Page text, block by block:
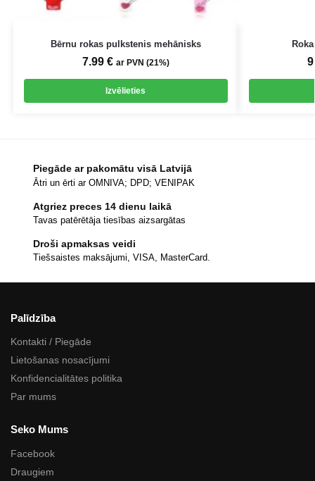
Bērnu rokas pulkstenis mehānisks
7.99 € ar PVN (21%)
Izvēlieties
Piegāde ar pakomātu visā Latvijā
Ātri un ērti ar OMNIVA; DPD; VENIPAK
Atgriez preces 14 dienu laikā
Tavas patērētāja tiesības aizsargātas
Droši apmaksas veidi
Tiešsaistes maksājumi, VISA, MasterCard.
Palīdzība
Kontakti / Piegāde
Lietošanas nosacījumi
Konfidencialitātes politika
Par mums
Seko Mums
Facebook
Draugiem